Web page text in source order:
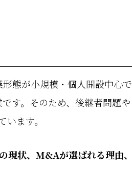
態が小規模・個人開設中心で
す。そのため、後継者問題や
ます。
状、M&Aが選ばれる理由、